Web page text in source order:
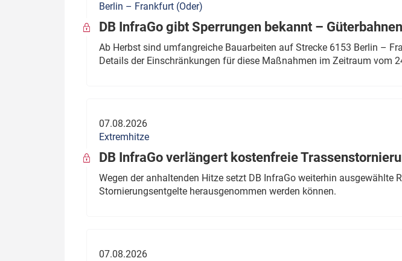
Berlin – Frankfurt (Oder)
DB InfraGo gibt Sperrungen bekannt –
Ab Herbst sind umfangreiche Bauarbeiten auf Strecke 6153 Berlin –
Details der Einschränkungen für diese Maßnahmen im Zeitraum vom
07.08.2026
Extremhitze
DB InfraGo verlängert kostenfreie
Wegen der anhaltenden Hitze setzt DB InfraGo weiterhin ausgewählte
Stornierungsentgelte herausgenommen werden können.
07.08.2026